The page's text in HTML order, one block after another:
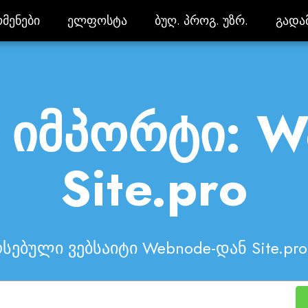
ელფოსტა
ელფოსტა ბუღ. პროგ. უზრ.
ბუღ. პროგ. უზრ.
იმპორტი:
Site.pro
ვებსაიტი Webnode-დან